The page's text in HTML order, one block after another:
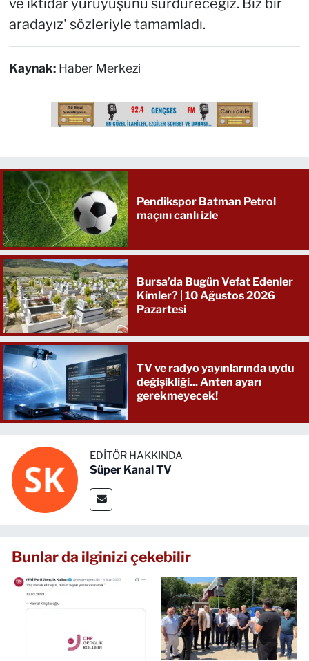
ve iktidar yürüyüşünü sürdüreceğiz. Biz bir
aradayız' sözleriyle tamamladı.
Kaynak: Haber Merkezi
Pendikspor Batman Petrol
maçını canlı izle
Bursa’da Bugün Vefat Edenler
Kimler? | 10 Ağustos 2026
Pazartesi
TV ve radyo yayınlarında uydu
değişikliği... Anten ayarı
gerekmeyecek!
EDITÖR HAKKINDA
Süper Kanal TV
Bunlar da ilginizi çekebilir